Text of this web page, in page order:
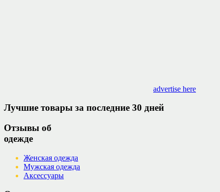
advertise here
Лучшие товары за последние 30 дней
Отзывы об
одежде
Женская одежда
Мужская одежда
Аксессуары